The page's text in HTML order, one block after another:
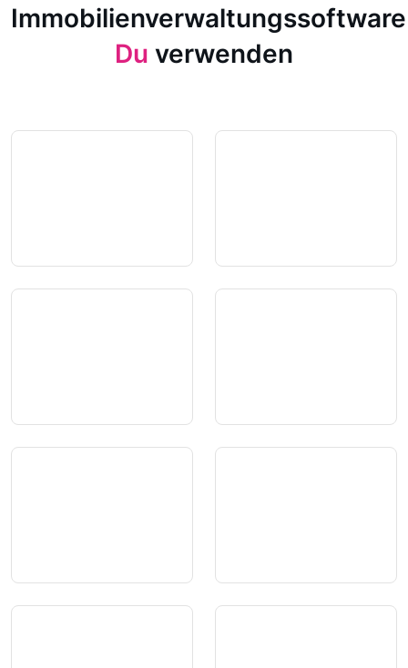
Immobilienverwaltungssoftware
Du verwenden